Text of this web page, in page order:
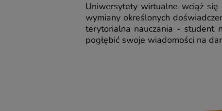
Uniwersytety wirtualne wciąż
wymiany określonych
terytorialna nauczania - student
pogłębić swoje wiadomości na